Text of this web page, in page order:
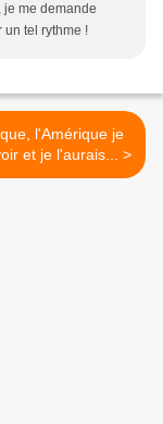
je me demande
un tel rythme !
l'Amérique je
veux l'avoir et je l'aurais... >